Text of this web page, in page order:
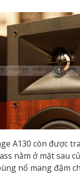
A130 còn được
nằm ở mặt sau
nổ mang đậm